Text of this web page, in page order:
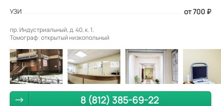
УЗИ от 700 ₽
пр. Индустриальный, д. 40, к. 1.
Томограф: открытый низкопольный
8 (812) 385-69-22